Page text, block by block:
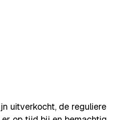
uitverkocht, de reguliere